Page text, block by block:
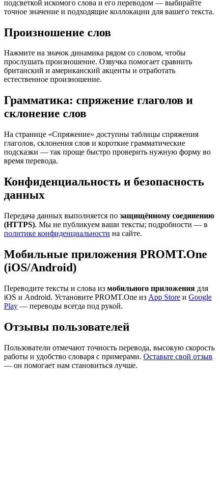
подсветкой искомого слова и его переводом — выбирайте
точное значение и подходящие коллокации для вашего текста.
Произношение слов
Нажмите на значок динамика рядом со словом, чтобы
прослушать произношение. Озвучка помогает сравнить
британский и американский акценты и отработать
естественное произношение.
Грамматика: спряжение глаголов и
склонение слов
На странице «Спряжение» доступны таблицы спряжения
глаголов, склонения слов и короткие грамматические
подсказки — так проще быстро проверить нужную форму во
время перевода.
Конфиденциальность и безопасность
данных
Передача данных выполняется по защищённому соединению
(HTTPS). Мы не публикуем ваши тексты; подробности — в
политике конфиденциальности на сайте.
Мобильные приложения PROMT.One
(iOS/Android)
Переводите тексты и слова из мобильного приложения для
iOS и Android. Установите PROMT.One из App Store и Google
Play — переводы всегда под рукой.
Отзывы пользователей
Пользователи отмечают точность перевода, высокую скорость
работы и удобство словаря с примерами. Оставьте свой отзыв
— он помогает нам становиться лучше.